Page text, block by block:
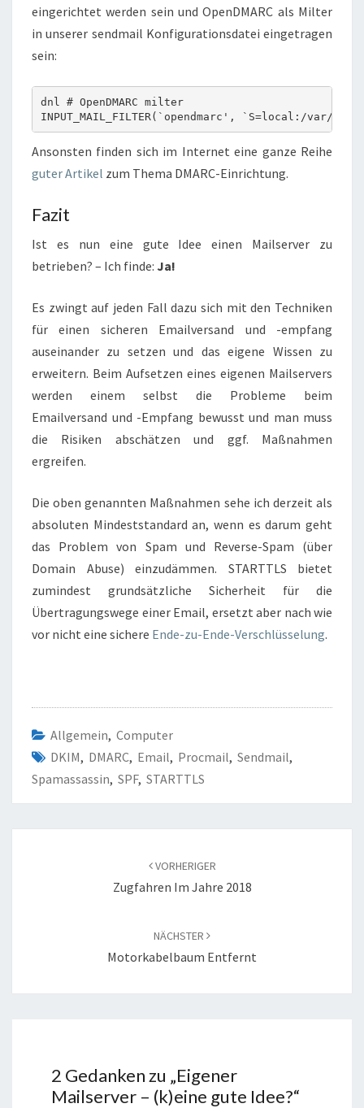
eingerichtet werden sein und OpenDMARC als Milter
in unserer sendmail Konfigurationsdatei eingetragen
sein:
dnl # OpenDMARC milter
INPUT_MAIL_FILTER(`opendmarc', `S=local:/var/run/
Ansonsten finden sich im Internet eine ganze Reihe
guter Artikel zum Thema DMARC-Einrichtung.
Fazit
Ist es nun eine gute Idee einen Mailserver zu
betrieben? – Ich finde: Ja!
Es zwingt auf jeden Fall dazu sich mit den Techniken
für einen sicheren Emailversand und -empfang
auseinander zu setzen und das eigene Wissen zu
erweitern. Beim Aufsetzen eines eigenen Mailservers
werden einem selbst die Probleme beim
Emailversand und -Empfang bewusst und man muss
die Risiken abschätzen und ggf. Maßnahmen
ergreifen.
Die oben genannten Maßnahmen sehe ich derzeit als
absoluten Mindeststandard an, wenn es darum geht
das Problem von Spam und Reverse-Spam (über
Domain Abuse) einzudämmen. STARTTLS bietet
zumindest grundsätzliche Sicherheit für die
Übertragungswege einer Email, ersetzt aber nach wie
vor nicht eine sichere Ende-zu-Ende-Verschlüsselung.
Allgemein, Computer
DKIM, DMARC, Email, Procmail, Sendmail,
Spamassassin, SPF, STARTTLS
VORHERIGER
Zugfahren Im Jahre 2018
NÄCHSTER
Motorkabelbaum Entfernt
2 Gedanken zu „Eigener
Mailserver – (k)eine gute Idee?“